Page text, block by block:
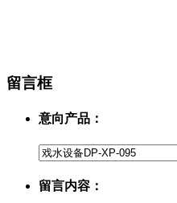
留言框
意向产品：
留言内容：